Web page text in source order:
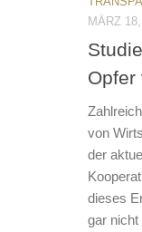
MÄRZ
Opfer
von
der
dieses
gar